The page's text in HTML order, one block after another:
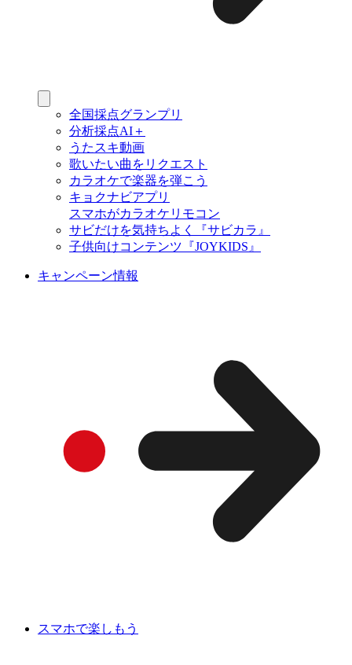
全国採点グランプリ
分析採点AI＋
うたスキ動画
歌いたい曲をリクエスト
カラオケで楽器を弾こう
キョクナビアプリ
スマホがカラオケリモコン
サビだけを気持ちよく『サビカラ』
子供向けコンテンツ『JOYKIDS』
キャンペーン情報
スマホで楽しもう